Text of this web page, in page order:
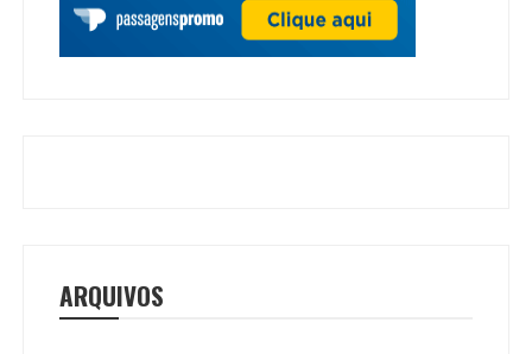
ARQUIVOS